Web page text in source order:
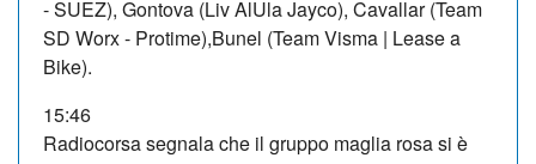
- SUEZ), Gontova (Liv AlUla Jayco), Cavallar (Team
SD Worx - Protime),Bunel (Team Visma | Lease a
Bike).
15:46
Radiocorsa segnala che il gruppo maglia rosa si è